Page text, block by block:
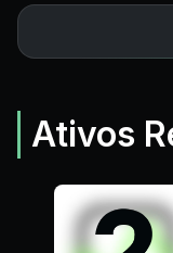
Ativos